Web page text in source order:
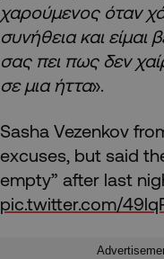
χαρούμενος όταν
συνήθεια και είμαι
σας πει πως δεν
σε μια ήττα».
Sasha Vezenkov
excuses, but said
empty” after last
pic.twitter.com/